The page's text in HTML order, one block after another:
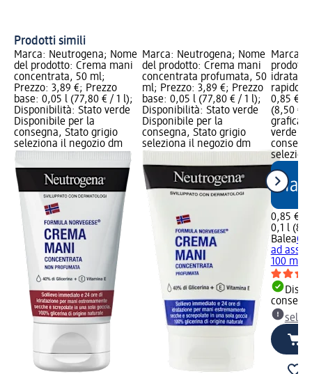
Prodotti simili
Marca: Neutrogena; Nome
del prodotto: Crema mani
concentrata, 50 ml;
Prezzo: 3,89 €; Prezzo
base: 0,05 l (77,80 € / 1 l);
Disponibilità: Stato verde
Disponibile per la
consegna, Stato grigio
seleziona il negozio dm
Marca: Neutrogena; Nome
del prodotto: Crema mani
concentrata profumata, 50
ml; Prezzo: 3,89 €; Prezzo
base: 0,05 l (77,80 € / 1 l);
Disponibilità: Stato verde
Disponibile per la
consegna, Stato grigio
seleziona il negozio dm
Marca:
rapido,
0,85 €;
(8,50 € /
grafica;
verde
0,85 €
0,1 l
Balea
ad
100 ml